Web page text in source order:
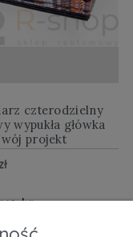
czterodzielny
wypukła główka
projekt